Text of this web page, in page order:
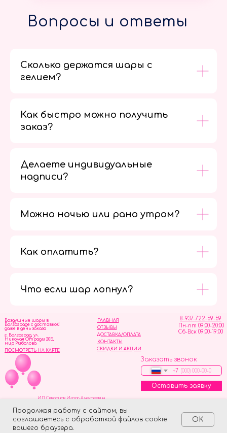
Продолжая работу с сайтом, вы
соглашаетесь с обработкой файлов cookie
вашего браузера.
OK
Вопросы и ответы
Сколько держатся шары с
гелием?
Как быстро можно получить
заказ?
Делаете индивидуальные
надписи?
Можно ночью или рано утром?
Как оплатить?
Что если шар лопнул?
ОТЗЫВЫ
ГЛАВНАЯ
ДОСТАВКА/ОПЛАТА
СКИДКИ И АКЦИИ
КОНТАКТЫ
8-937-722-59-59
Пн-пт 09:00-20:00
Сб-Вск 09:00-19:00
Воздушные шары в
Волгограде с доставкой
даже в день заказа
Заказать звонок
+7
Оставить заявку
г. Волгоград, ул.
Николая Отрады 20Б,
мир Рыболова
ПОСМОТРЕТЬ НА КАРТЕ
ИП Скворцов Игорь Алексеевич
Made on Tilda